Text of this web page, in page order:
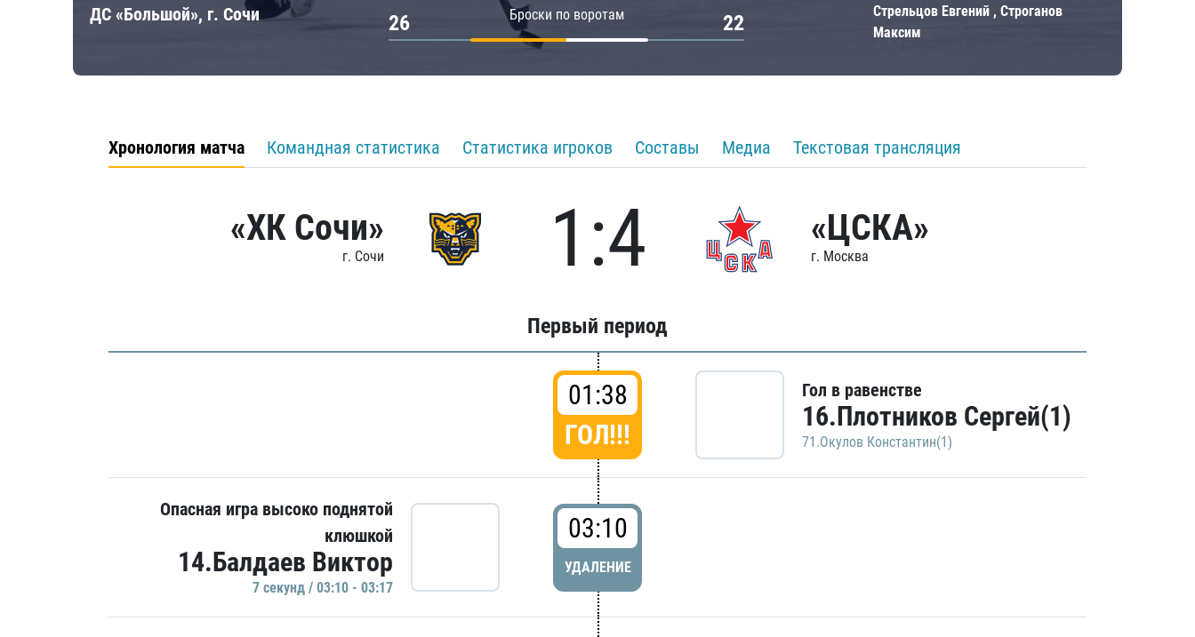
ДС «Большой», г. Сочи Броски по воротам
26 22
Стрельцов Евгений , Строганов
Максим
Хронология матча Командная статистика Статистика игроков Составы Медиа Текстовая трансляция
«ХК Сочи»
г. Сочи 1:4 «ЦСКА»
г. Москва
Первый период
01:38
ГОЛ!!!
Гол в равенстве
16.Плотников Сергей(1)
71.Окулов Константин(1)
Опасная игра высоко поднятой
клюшкой
14.Балдаев Виктор
7 секунд / 03:10 - 03:17
03:10
УДАЛЕНИЕ